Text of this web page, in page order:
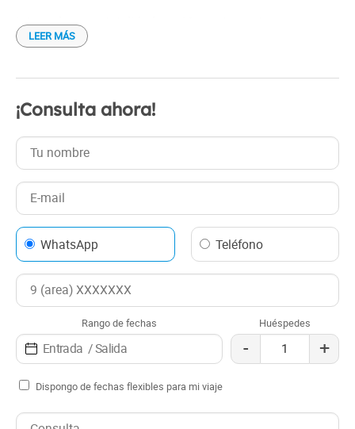
Integrado en su totalidad por 10 apartamentos que se
desarrollaron en 2 plantas a las que se accede por
dos ambientes (un dormitorio) y monoambientes en los
que se ofrecen en la modalidad de singles, dobles, triples
y cuádruples.
LEER MÁS
¡Consulta ahora!
WhatsApp Teléfono
Rango de fechas Huéspedes
- +
Dispongo de fechas flexibles para mi viaje